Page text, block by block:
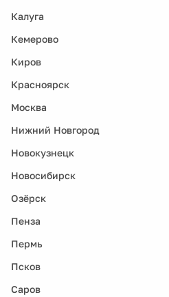
Калуга
Кемерово
Киров
Красноярск
Москва
Нижний Новгород
Новокузнецк
Новосибирск
Озёрск
Пенза
Пермь
Псков
Саров